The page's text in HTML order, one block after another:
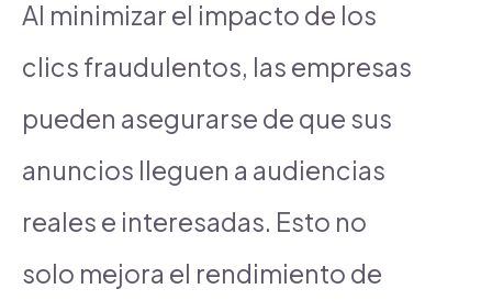
Al minimizar el impacto de los
clics fraudulentos, las empresas
pueden asegurarse de que sus
anuncios lleguen a audiencias
reales e interesadas. Esto no
solo mejora el rendimiento de